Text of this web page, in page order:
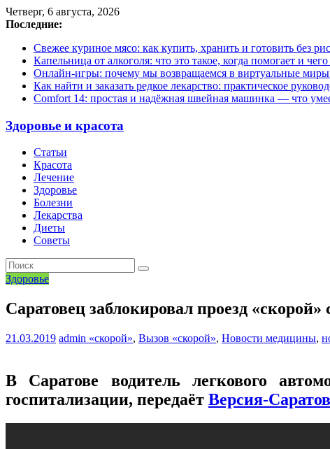
Четверг, 6 августа, 2026
Последние:
Свежее куриное мясо: как купить, хранить и готовить без
Капельница от алкоголя: что это такое, когда помогает и
Онлайн-игры: почему мы возвращаемся в виртуальные миры
Как найти и заказать редкое лекарство: практическое
Comfort 14: простая и надёжная швейная машинка — что
Здоровье и красота
Статьи
Красота
Лечение
Здоровье
Болезни
Лекарства
Диеты
Советы
Здоровье
Саратовец заблокировал проезд
21.03.2019 admin «скорой», Вызов «скорой», Новости медицины,
В Саратове водитель легкового
госпитализации, передаёт Версия-Саратов